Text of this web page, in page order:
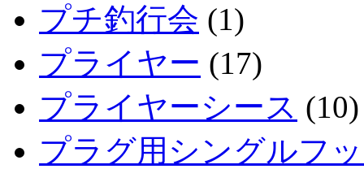
プチ釣行会 (1)
プライヤー (17)
プライヤーシース (10)
プラグ用シングルフ